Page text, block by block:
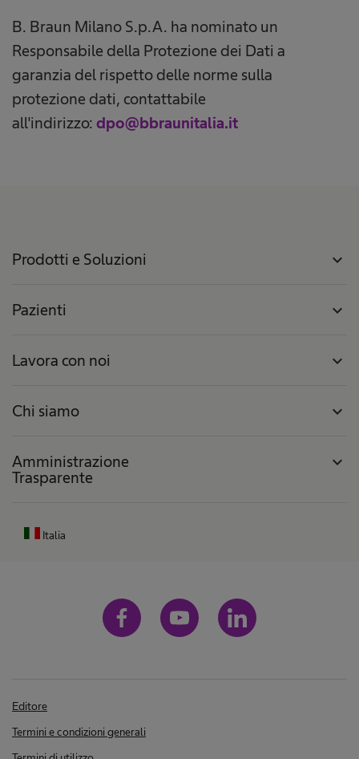
B. Braun Milano S.p.A. ha nominato un
Responsabile della Protezione dei Dati a
garanzia del rispetto delle norme sulla
protezione dati, contattabile
all'indirizzo: dpo@bbraunitalia.it
Prodotti e Soluzioni expand_more
Pazienti expand_more
Lavora con noi expand_more
Chi siamo expand_more
Amministrazione
Trasparente
expand_more
Italia
Editore
Termini e condizioni generali